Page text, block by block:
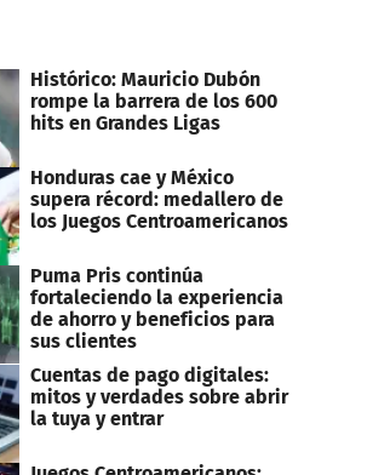
Histórico: Mauricio Dubón
rompe la barrera de los 600
hits en Grandes Ligas
Honduras cae y México
supera récord: medallero de
los Juegos Centroamericanos
Puma Pris continúa
fortaleciendo la experiencia
de ahorro y beneficios para
sus clientes
Cuentas de pago digitales:
mitos y verdades sobre abrir
la tuya y entrar